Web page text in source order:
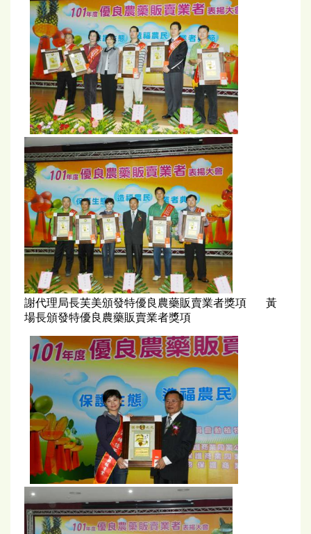
謝代理局長芙美頒發特優良農藥販賣業者獎項 黃
場長頒發特優良農藥販賣業者獎項